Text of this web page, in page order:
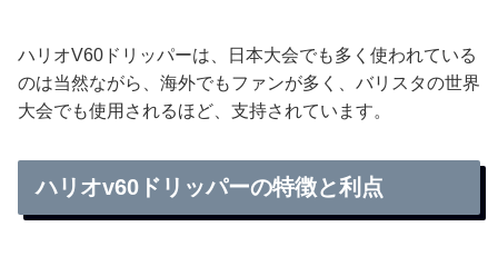
ハリオV60ドリッパーは、日本大会でも多く使われている
のは当然ながら、海外でもファンが多く、バリスタの世界
大会でも使用されるほど、支持されています。
ハリオv60ドリッパーの特徴と利点